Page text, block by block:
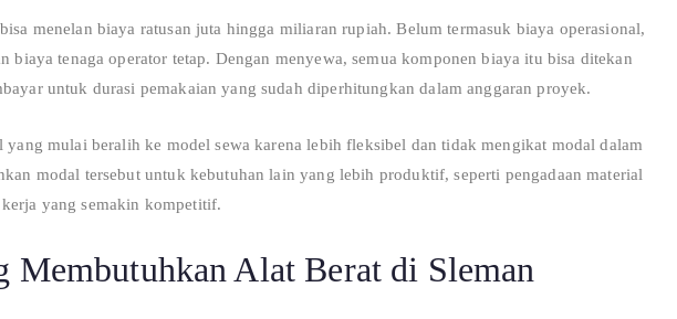
menelan biaya ratusan juta hingga miliaran rupiah. Belum termasuk biaya operasional,
biaya tenaga operator tetap. Dengan menyewa, semua komponen biaya itu bisa ditekan
untuk durasi pemakaian yang sudah diperhitungkan dalam anggaran proyek.
mulai beralih ke model sewa karena lebih fleksibel dan tidak mengikat modal dalam
modal tersebut untuk kebutuhan lain yang lebih produktif, seperti pengadaan material
yang semakin kompetitif.
Membutuhkan Alat Berat di Sleman